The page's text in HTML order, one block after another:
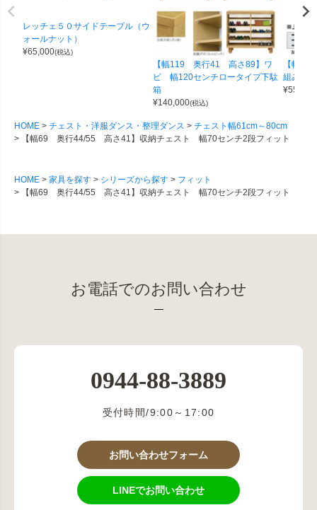
レッチェ５０サイドテーブル（ウ
ォールナット）
¥65,000(税込)
【幅119 奥行41 高さ89】ワ
ビ 幅120センチロータイプ下駄
箱
¥140,000(税込)
【幅
組み合
¥55,000
HOME チェスト・洋服ダンス・整理ダンス
チェスト幅61cm～80cm
【幅69 奥行44/55 高さ41】収納チェスト 幅70センチ2段フィット
HOME 家具を探す シリーズから探す
フィット
【幅69 奥行44/55 高さ41】収納チェスト 幅70センチ2段フィット
お電話でのお問い合わせ
0944-88-3889
受付時間/9:00～17:00
お問い合わせフォーム
LINEでお問い合わせ